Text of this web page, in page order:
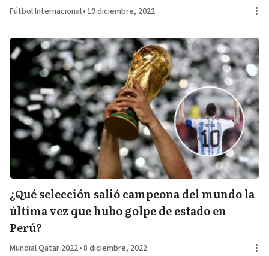
Fútbol Internacional• 19 diciembre, 2022
¿Qué selección salió campeona del mundo la
última vez que hubo golpe de estado en
Perú?
Mundial Qatar 2022•8 diciembre, 2022